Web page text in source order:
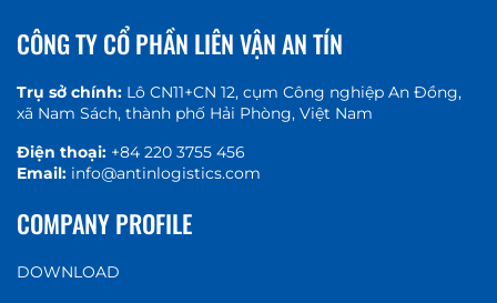
CÔNG TY CỔ PHẦN LIÊN VẬN AN TÍN
Trụ sở chính: Lô CN11+CN 12, cụm Công nghiệp An Đồng,
xã Nam Sách, thành phố Hải Phòng, Việt Nam
Điện thoại: +84 220 3755 456
Email: info@antinlogistics.com
COMPANY PROFILE
DOWNLOAD